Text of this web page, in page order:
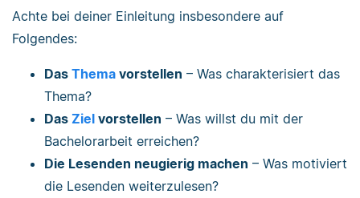
Achte bei deiner Einleitung insbesondere auf
Folgendes:
Das Thema vorstellen – Was charakterisiert das
Thema?
Das Ziel vorstellen – Was willst du mit der
Bachelorarbeit erreichen?
Die Lesenden neugierig machen – Was motiviert
die Lesenden weiterzulesen?